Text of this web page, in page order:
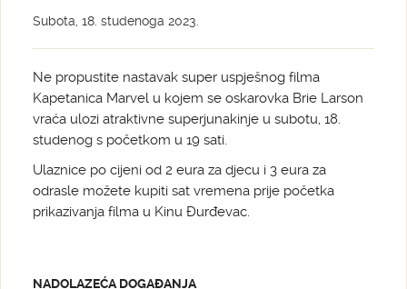
Subota, 18. studenoga 2023.
Ne propustite nastavak super uspješnog filma
Kapetanica Marvel u kojem se oskarovka Brie Larson
vraća ulozi atraktivne superjunakinje u subotu, 18.
studenog s početkom u 19 sati.
Ulaznice po cijeni od 2 eura za djecu i 3 eura za
odrasle možete kupiti sat vremena prije početka
prikazivanja filma u Kinu Đurđevac.
NADOLAZEĆA DOGAĐANJA